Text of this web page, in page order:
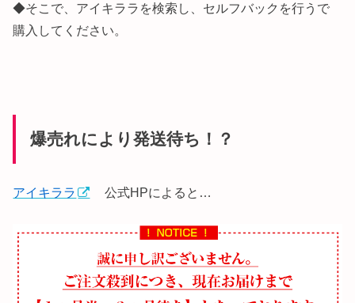
◆そこで、アイキララを検索し、セルフバックを行うで
購入してください。
爆売れにより発送待ち！？
アイキララ 公式HPによると…